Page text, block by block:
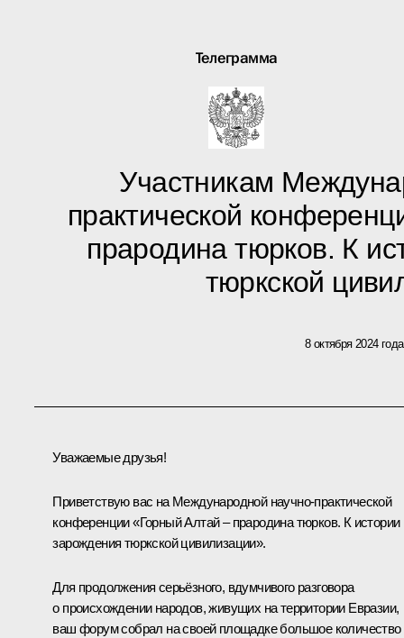
Телеграмма
Участникам
практической
прародина тюрков. К
тюркской
8 октября 2024 года
Уважаемые друзья!
Приветствую вас на Международной научно-практической
конференции «Горный Алтай – прародина тюрков. К истории
зарождения тюркской цивилизации».
Для продолжения серьёзного, вдумчивого разговора
о происхождении народов, живущих на территории Евразии,
ваш форум собрал на своей площадке большое количество